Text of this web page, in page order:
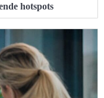
hotspots